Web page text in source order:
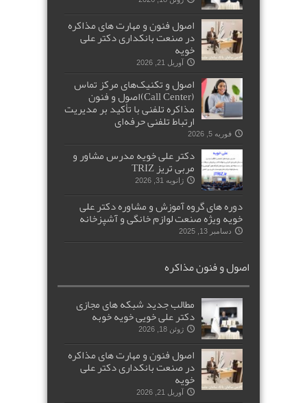
اصول فنون و مهارت های مذاکره
در صنعت بانکداری دکتر علی
خویه
آوریل 21, 2026
اصول و تکنیک‌های مرکز تماس
(Call Center)اصول و فنون
مذاکره تلفنی با تأکید بر مدیریت
ارتباط تلفنی حرفه‌ای
فوریه 5, 2026
دکتر علی خویه مدرس مشاور و
مربی تریز TRIZ
ژانویه 31, 2026
دوره های گروه آموزش و مشاوره دکتر علی
خویه ویژه صنعت لوازم خانگی و آشپزخانه
دسامبر 13, 2025
اصول و فنون مذاکره
مطالب جدید شبکه های مجازی
دکتر علی خویی خویه خوبه
ژوئن 18, 2026
اصول فنون و مهارت های مذاکره
در صنعت بانکداری دکتر علی
خویه
آوریل 21, 2026